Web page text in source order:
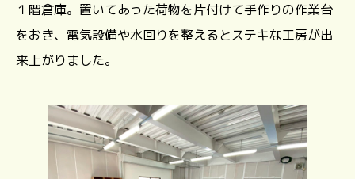
１階倉庫。置いてあった荷物を片付けて手作りの作業台
をおき、電気設備や水回りを整えるとステキな工房が出
来上がりました。